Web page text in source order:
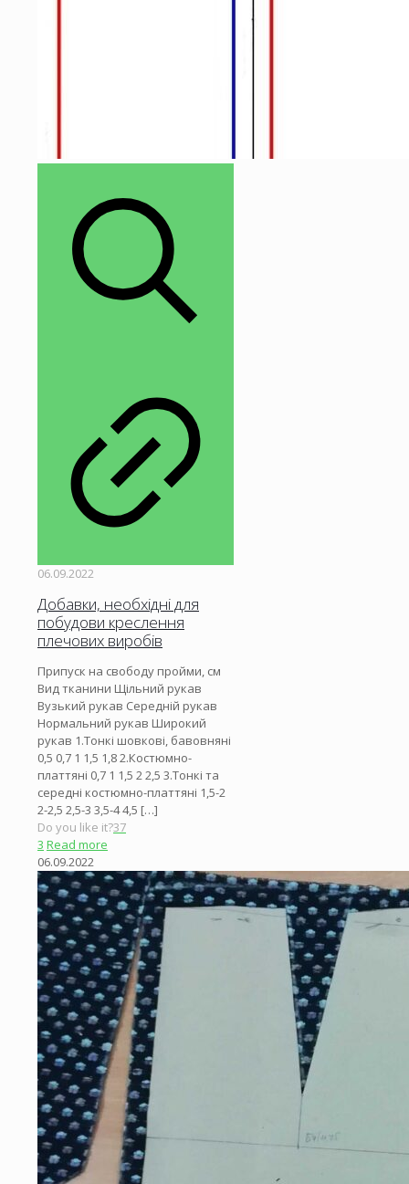
06.09.2022
Добавки, необхідні для
побудови креслення
плечових виробів
Припуск на свободу пройми, см
Вид тканини Щільний рукав
Вузький рукав Середній рукав
Нормальний рукав Широкий
рукав 1.Тонкі шовкові, бавовняні
0,5 0,7 1 1,5 1,8 2.Костюмно-
платтяні 0,7 1 1,5 2 2,5 3.Тонкі та
середні костюмно-платтяні 1,5-2
2-2,5 2,5-3 3,5-4 4,5 […]
Do you like it?37
3 Read more
06.09.2022